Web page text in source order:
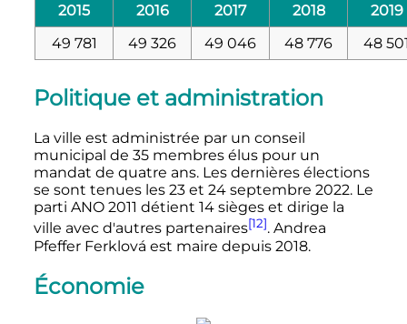
2015
2016 2017 2018
2019
49 781
49 326 49 046 48 776 48
Politique et administration
La ville est administrée par un conseil
municipal de 35 membres élus pour un
mandat de quatre ans. Les dernières élections
se sont tenues les 23 et 24 septembre 2022. Le
parti ANO 2011 détient 14 sièges et dirige la
ville avec d'autres partenaires[12]. Andrea
Pfeffer Ferklová est maire depuis 2018.
Économie